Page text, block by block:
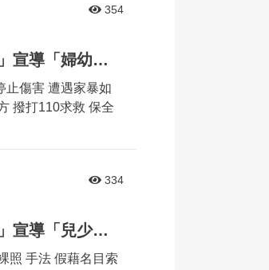
354
婦幼安全宣導列車來到永靖鄉「福興國小」宣導「婦幼安全」相關議題
止傷害 遭遇家暴如
撥打110求救 保全
334
婦幼安全宣導列車來到和美鎮「和美國小」宣導「兒少性剝削」相關議題
照 手法 假藉名目索